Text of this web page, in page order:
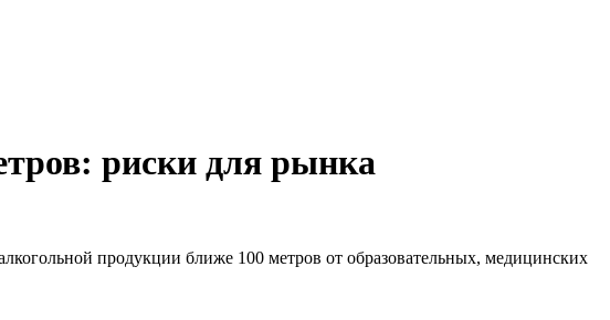
риски для рынка
продукции ближе 100 метров от образовательных, медицинских